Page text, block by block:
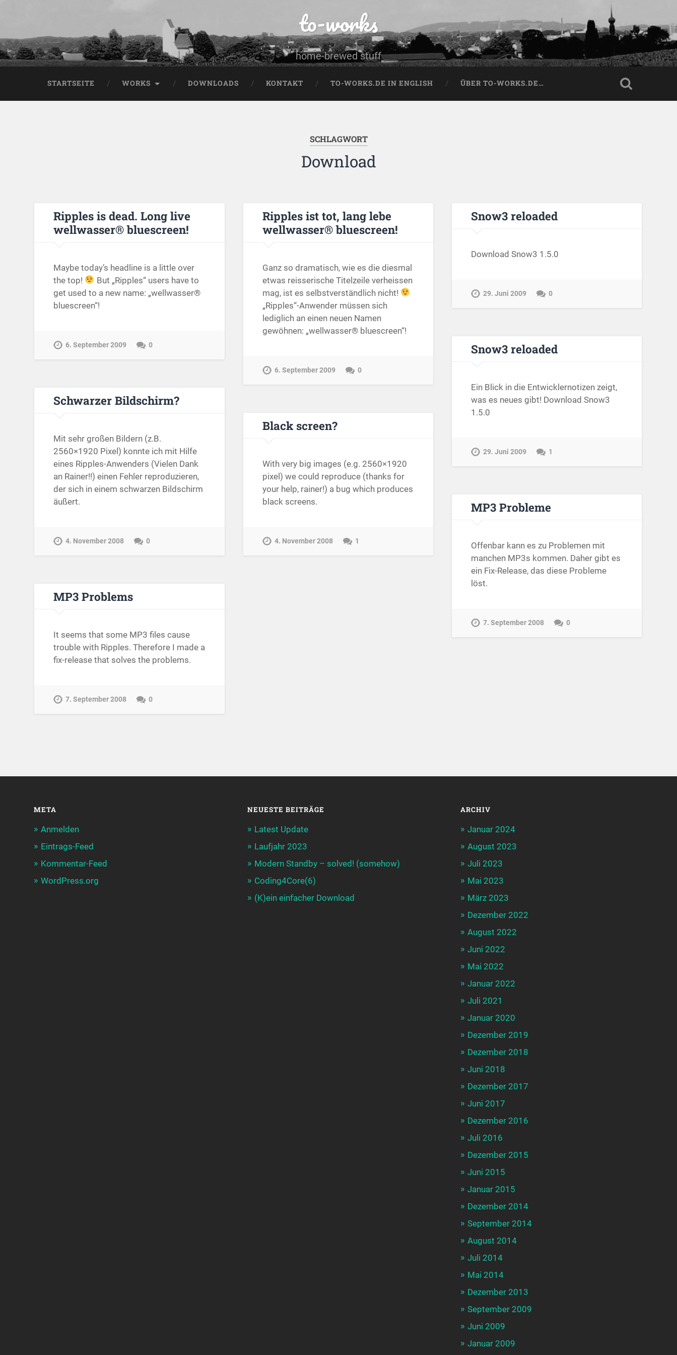
to-works
home-brewed stuff
STARTSEITE WORKS DOWNLOADS KONTAKT TO-WORKS.DE IN ENGLISH ÜBER TO-WORKS.DE…
SCHLAGWORT
Download
Ripples is dead. Long live
wellwasser® bluescreen!
Maybe today’s headline is a little over
the top!
But „Ripples“ users have to
get used to a new name: „wellwasser®
bluescreen“!
6. September 2009 0
Ripples ist tot, lang lebe
wellwasser® bluescreen!
Ganz so dramatisch, wie es die diesmal
etwas reisserische Titelzeile verheissen
mag, ist es selbstverständlich nicht!
„Ripples“-Anwender müssen sich
lediglich an einen neuen Namen
gewöhnen: „wellwasser® bluescreen“!
6. September 2009 0
Snow3 reloaded
Download Snow3 1.5.0
29. Juni 2009 0
Snow3 reloaded
Ein Blick in die Entwicklernotizen zeigt,
was es neues gibt! Download Snow3
1.5.0
29. Juni 2009 1
Schwarzer Bildschirm?
Mit sehr großen Bildern (z.B.
2560×1920 Pixel) konnte ich mit Hilfe
eines Ripples-Anwenders (Vielen Dank
an Rainer!!) einen Fehler reproduzieren,
der sich in einem schwarzen Bildschirm
äußert.
4. November 2008 0
Black screen?
With very big images (e.g. 2560×1920
pixel) we could reproduce (thanks for
your help, rainer!) a bug which produces
black screens.
4. November 2008 1
MP3 Probleme
Offenbar kann es zu Problemen mit
manchen MP3s kommen. Daher gibt es
ein Fix-Release, das diese Probleme
löst.
7. September 2008 0
MP3 Problems
It seems that some MP3 files cause
trouble with Ripples. Therefore I made a
fix-release that solves the problems.
7. September 2008 0
META
Anmelden
Eintrags-Feed
Kommentar-Feed
WordPress.org
NEUESTE BEITRÄGE
Latest Update
Laufjahr 2023
Modern Standby – solved! (somehow)
Coding4Core(6)
(K)ein einfacher Download
ARCHIV
Januar 2024
August 2023
Juli 2023
Mai 2023
März 2023
Dezember 2022
August 2022
Juni 2022
Mai 2022
Januar 2022
Juli 2021
Januar 2020
Dezember 2019
Dezember 2018
Juni 2018
Dezember 2017
Juni 2017
Dezember 2016
Juli 2016
Dezember 2015
Juni 2015
Januar 2015
Dezember 2014
September 2014
August 2014
Juli 2014
Mai 2014
Dezember 2013
September 2009
Juni 2009
Januar 2009